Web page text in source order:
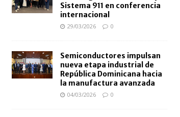
Sistema 911 en conferencia
internacional
29/03/2026 0
Semiconductores impulsan
nueva etapa industrial de
República Dominicana hacia
la manufactura avanzada
04/03/2026 0